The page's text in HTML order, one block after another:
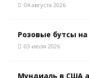
04 августа 2026
Розовые бутсы
03 июля 2026
Мундиаль в США